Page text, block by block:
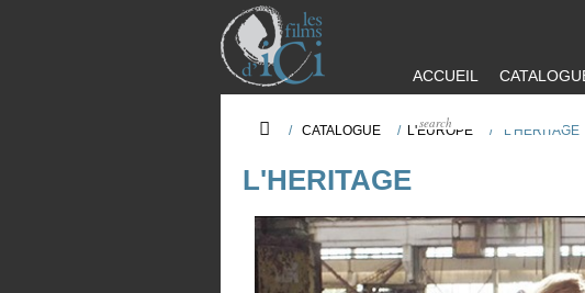
ACCUEIL
/ CATALOGUE / L'EUROPE / L'HERITAGE
L'HERITAGE